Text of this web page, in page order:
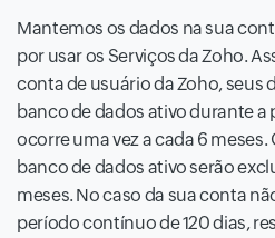
Mantemos os dados na sua
por usar os Serviços da Zoho.
conta de usuário da Zoho, seus
banco de dados ativo durante a
ocorre uma vez a cada 6
banco de dados ativo serão
meses. No caso da sua conta
período contínuo de 120 dias,